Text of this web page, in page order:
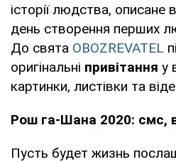
історії людства,
день створення перших
До свята OBOZREVATEL
оригінальні привітання у
картинки, листівки та
Рош га-Шана 2020: смс,
Пусть будет жизнь